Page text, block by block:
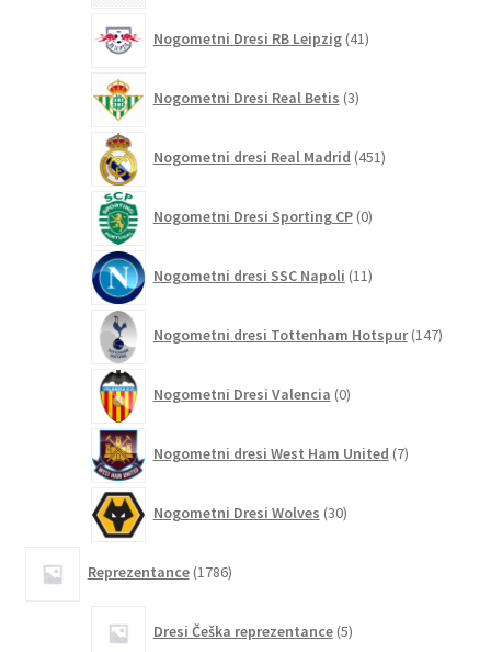
Nogometni Dresi RB Leipzig 41izdelkov
Nogometni Dresi Real Betis 3izdelki
Nogometni dresi Real Madrid 451izdelkov
Nogometni Dresi Sporting CP 0izdelkov
Nogometni dresi SSC Napoli 11izdelkov
Nogometni dresi Tottenham Hotspur 147
Nogometni Dresi Valencia 0izdelkov
Nogometni dresi West Ham United 7izdelkov
Nogometni Dresi Wolves 30izdelkov
Reprezentance 1786izdelkov
Dresi Češka reprezentance 5izdelkov